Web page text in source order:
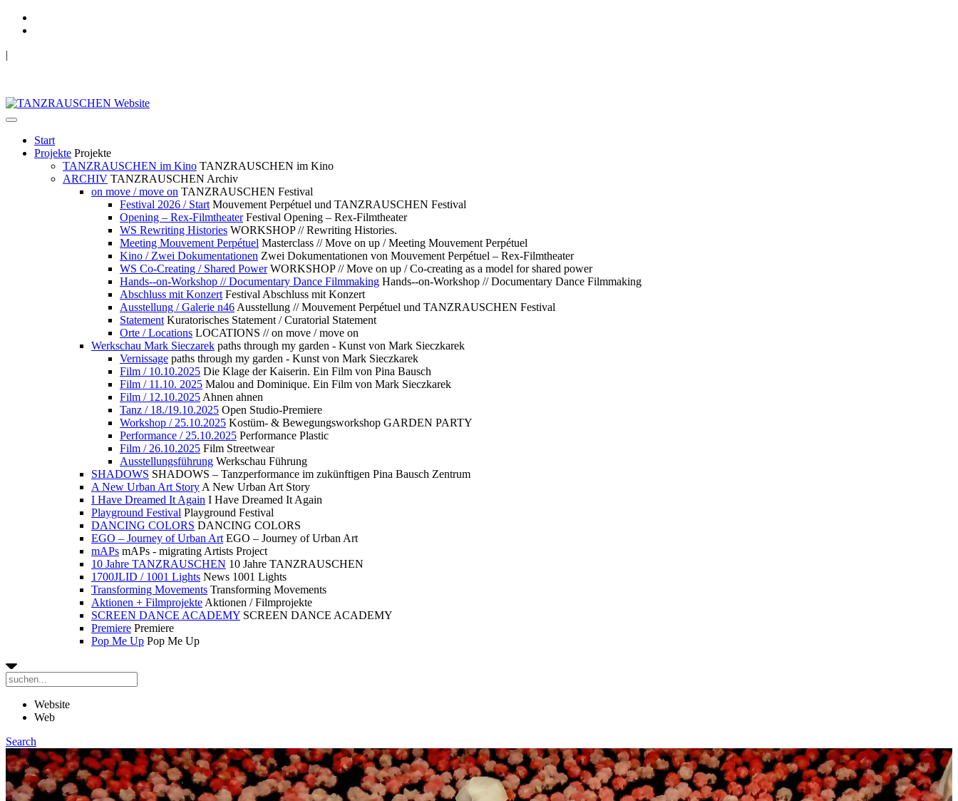
|
Start
Projekte Projekte
TANZRAUSCHEN im Kino TANZRAUSCHEN im Kino
ARCHIV TANZRAUSCHEN Archiv
on move / move on TANZRAUSCHEN Festival
Festival 2026 / Start Mouvement Perpétuel und TANZRAUSCHEN Festival
Opening – Rex-Filmtheater Festival Opening – Rex-Filmtheater
WS Rewriting Histories WORKSHOP // Rewriting Histories.
Meeting Mouvement Perpétuel Masterclass // Move on up / Meeting Mouvement Perpétuel
Kino / Zwei Dokumentationen Zwei Dokumentationen von Mouvement Perpétuel – Rex-Filmtheater
WS Co-Creating / Shared Power WORKSHOP // Move on up / Co-creating as a model for shared power
Hands--on-Workshop // Documentary Dance Filmmaking Hands--on-Workshop // Documentary Dance Filmmaking
Abschluss mit Konzert Festival Abschluss mit Konzert
Ausstellung / Galerie n46 Ausstellung // Mouvement Perpétuel und TANZRAUSCHEN Festival
Statement Kuratorisches Statement / Curatorial Statement
Orte / Locations LOCATIONS // on move / move on
Werkschau Mark Sieczarek paths through my garden - Kunst von Mark Sieczkarek
Vernissage paths through my garden - Kunst von Mark Sieczkarek
Film / 10.10.2025 Die Klage der Kaiserin. Ein Film von Pina Bausch
Film / 11.10. 2025 Malou and Dominique. Ein Film von Mark Sieczkarek
Film / 12.10.2025 Ahnen ahnen
Tanz / 18./19.10.2025 Open Studio-Premiere
Workshop / 25.10.2025 Kostüm- & Bewegungsworkshop GARDEN PARTY
Performance / 25.10.2025 Performance Plastic
Film / 26.10.2025 Film Streetwear
Ausstellungsführung Werkschau Führung
SHADOWS SHADOWS – Tanzperformance im zukünftigen Pina Bausch Zentrum
A New Urban Art Story A New Urban Art Story
I Have Dreamed It Again I Have Dreamed It Again
Playground Festival Playground Festival
DANCING COLORS DANCING COLORS
EGO – Journey of Urban Art EGO – Journey of Urban Art
mAPs mAPs - migrating Artists Project
10 Jahre TANZRAUSCHEN 10 Jahre TANZRAUSCHEN
1700JLID / 1001 Lights News 1001 Lights
Transforming Movements Transforming Movements
Aktionen + Filmprojekte Aktionen / Filmprojekte
SCREEN DANCE ACADEMY SCREEN DANCE ACADEMY
Premiere Premiere
Pop Me Up Pop Me Up
Website
Web
Search